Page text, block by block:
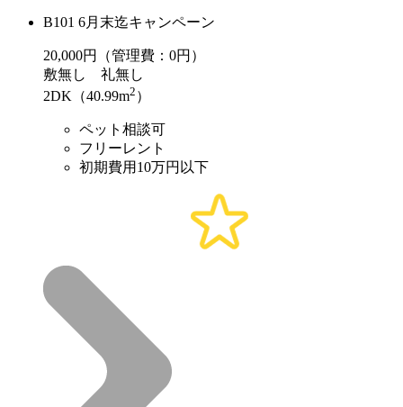
B101 6月末迄キャンペーン
20,000円（管理費：0円）
敷無し 礼無し
2DK（40.99m2 ）
ペット相談可
フリーレント
初期費用10万円以下